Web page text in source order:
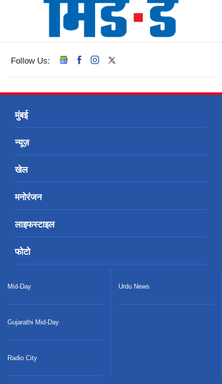
Follow Us:
मुंबई
न्यूज़
खेल
मनोरंजन
लाइफस्टाइल
फोटो
Mid-Day
Gujarathi Mid-Day
Radio City
Urdu News